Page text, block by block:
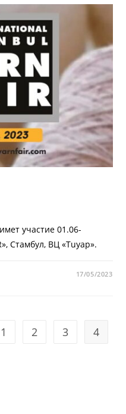
участие 01.06-
Стамбул, ВЦ «Tuyap».
17/05/2023
1 2 3 4